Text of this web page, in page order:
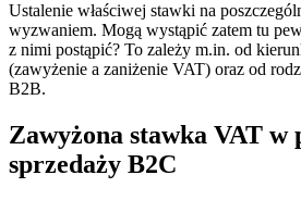
Ustalenie właściwej stawki na
wyzwaniem. Mogą wystąpić zatem tu
z nimi postąpić? To zależy m.in. od
(zawyżenie a zaniżenie VAT) oraz od
B2B.
Zawyżona stawka VAT w
sprzedaży B2C